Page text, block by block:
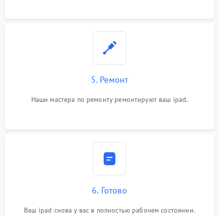
5. Ремонт
Наши мастера по ремонту ремонтируют ваш ipad.
6. Готово
Ваш ipad снова у вас в полностью рабочем состоянии.